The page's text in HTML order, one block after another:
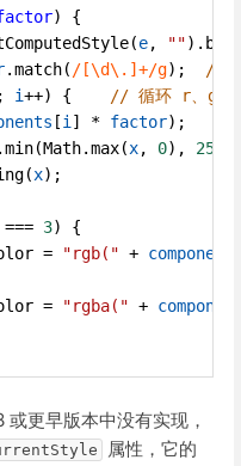
) {
(e, "").
.match(/[\d\.]+/g); //
; i++) { // 循环 r、g、
[i] * factor);
.min(Math.max(x, 0), 255
(x);
=== 3) {
= "rgb(" +
= "rgba(" +
或更早版本中没有实现，
属性，它的